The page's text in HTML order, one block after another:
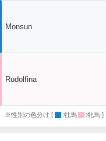
Monsun
Rudolfina
※性別の色分け [ :牡馬 :牝馬 ]